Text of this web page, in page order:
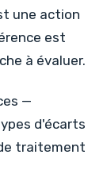
une action
est
à évaluer.
—
d'écarts
traitement